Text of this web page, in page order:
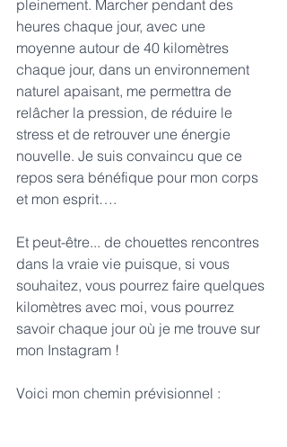
pleinement. Marcher pendant des
heures chaque jour, avec une
moyenne autour de 40 kilomètres
chaque jour, dans un environnement
naturel apaisant, me permettra de
relâcher la pression, de réduire le
stress et de retrouver une énergie
nouvelle. Je suis convaincu que ce
repos sera bénéfique pour mon corps
et mon esprit….
Et peut-être... de chouettes rencontres
dans la vraie vie puisque, si vous
souhaitez, vous pourrez faire quelques
kilomètres avec moi, vous pourrez
savoir chaque jour où je me trouve sur
mon Instagram !
Voici mon chemin prévisionnel :